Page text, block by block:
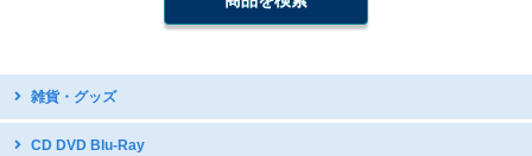
雑貨・グッズ
台湾デザイン
CD DVD Blu-Ray